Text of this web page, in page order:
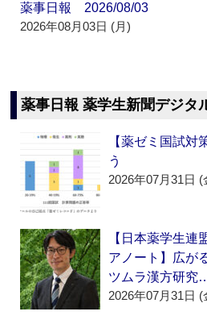
薬事日報 2026/08/03
2026年08月03日 (月)
薬事日報 薬学生新聞デジタ
【薬ゼミ国試対
う
2026年07月31日 (
【日本薬学生連
アノート】広が
ツムラ漢方研究
2026年07月31日 (